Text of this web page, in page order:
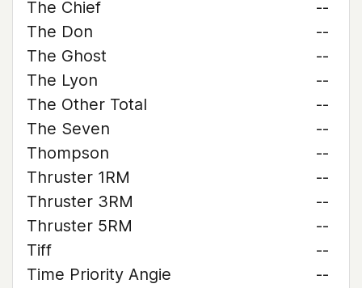
The Chief
--
The Don
--
The Ghost
--
The Lyon
--
The Other Total
--
The Seven
--
Thompson
--
Thruster 1RM
--
Thruster 3RM
--
Thruster 5RM
--
Tiff
--
Time Priority Angie
--